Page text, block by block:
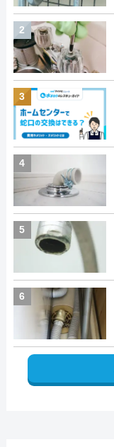
2
3
4
5
6